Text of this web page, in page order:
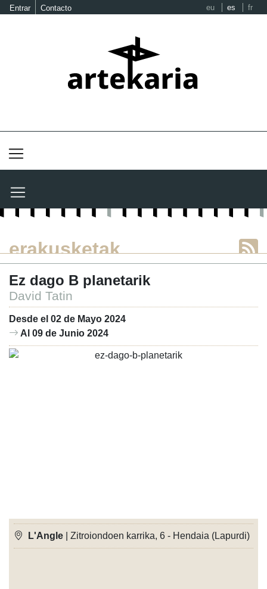
Entrar Contacto eu es fr
erakusketak
Ez dago B planetarik
David Tatin
Desde el 02 de Mayo 2024
Al 09 de Junio 2024
L'Angle | Zitroiondoen karrika, 6 - Hendaia (Lapurdi)